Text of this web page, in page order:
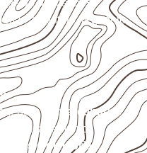
de aplicações
a contato frequente
de
marcenaria
e acabamento.
e divisórias ,